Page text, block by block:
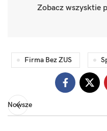
Zobacz wszysktie
Firma Bez ZUS
Nowsze